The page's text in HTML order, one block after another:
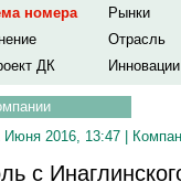
номера
Рынки
Отрасль
ДК
Инновации
Июня 2016, 13:47 |
с